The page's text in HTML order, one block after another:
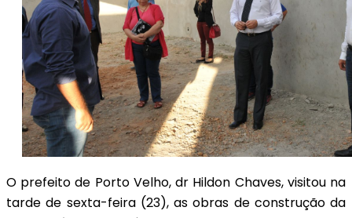
O prefeito de Porto Velho, dr Hildon Chaves, visitou na
tarde de sexta-feira (23), as obras de construção da